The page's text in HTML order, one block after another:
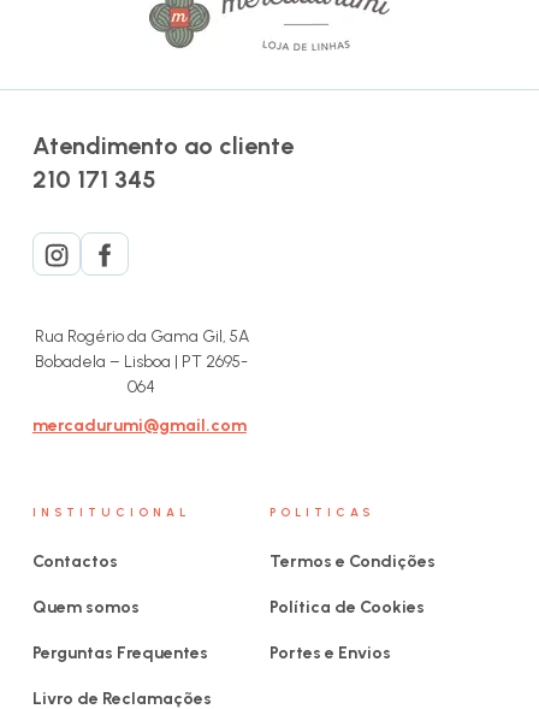
Atendimento ao cliente
210 171 345
Rua Rogério da Gama Gil, 5A
Bobadela – Lisboa | PT 2695-
064
mercadurumi@gmail.com
INSTITUCIONAL
Contactos
Quem somos
Perguntas Frequentes
Livro de Reclamações
POLITICAS
Termos e Condições
Política de Cookies
Portes e Envios